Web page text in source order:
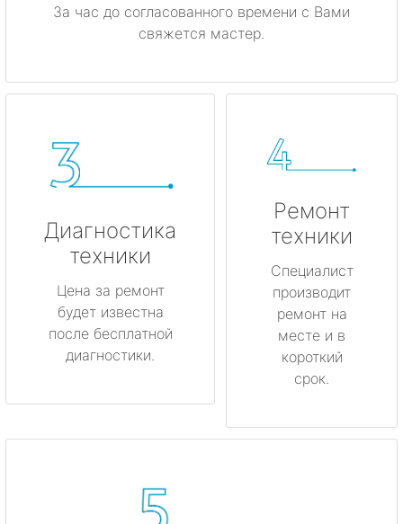
За час до согласованного времени с Вами
свяжется мастер.
Диагностика
техники
Цена за ремонт
будет известна
после бесплатной
диагностики.
Ремонт
техники
Специалист
производит
ремонт на
месте и в
короткий
срок.